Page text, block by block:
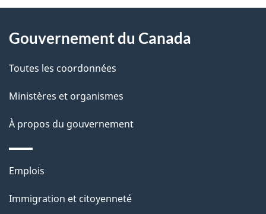
i
l
s
d
e
l
a
propos
de
ce
site
Gouvernement du Canada
Toutes les coordonnées
Ministères et organismes
À propos du gouvernement
Thèmes
sujets
Emplois
Immigration et citoyenneté